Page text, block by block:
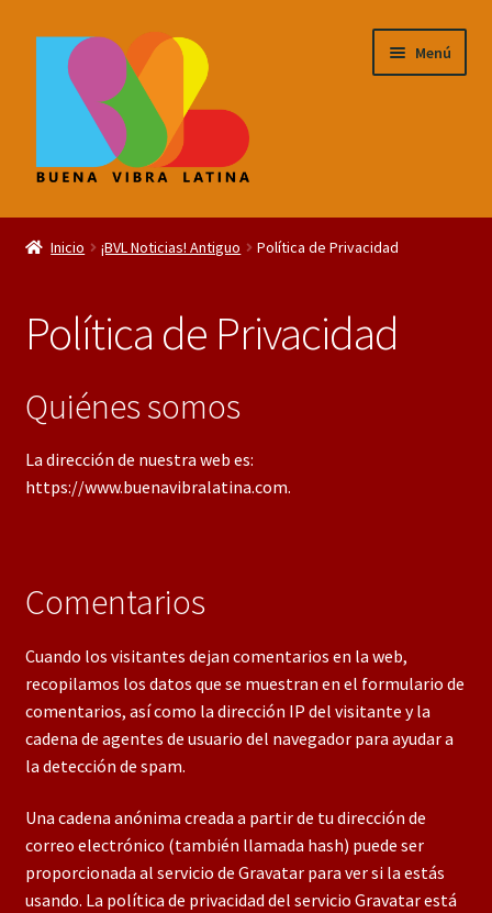
Saltar
navegación
contenido
Menú
¡BVL Noticias!
Inicio ¡BVL Noticias! Antiguo Política de Privacidad
Política de Privacidad
Quiénes somos
La dirección de nuestra web es:
https://www.buenavibralatina.com.
Comentarios
Cuando los visitantes dejan comentarios en la web,
recopilamos los datos que se muestran en el formulario de
comentarios, así como la dirección IP del visitante y la
cadena de agentes de usuario del navegador para ayudar a
la detección de spam.
Una cadena anónima creada a partir de tu dirección de
correo electrónico (también llamada hash) puede ser
proporcionada al servicio de Gravatar para ver si la estás
usando. La política de privacidad del servicio Gravatar está